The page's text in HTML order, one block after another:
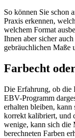
So können Sie schon
Praxis erkennen,
welchem Format
Ihnen aber sicher
gebräuchlichen Maße
Farbecht
Die Erfahrung, ob die
EBV-Programm
erhalten bleiben,
korrekt kalibriert, und
wenige, kann sich die
berechneten Farben